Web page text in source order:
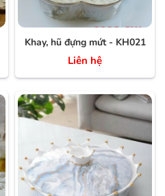
Khay, hũ đựng mứt - KH021
Liên hệ